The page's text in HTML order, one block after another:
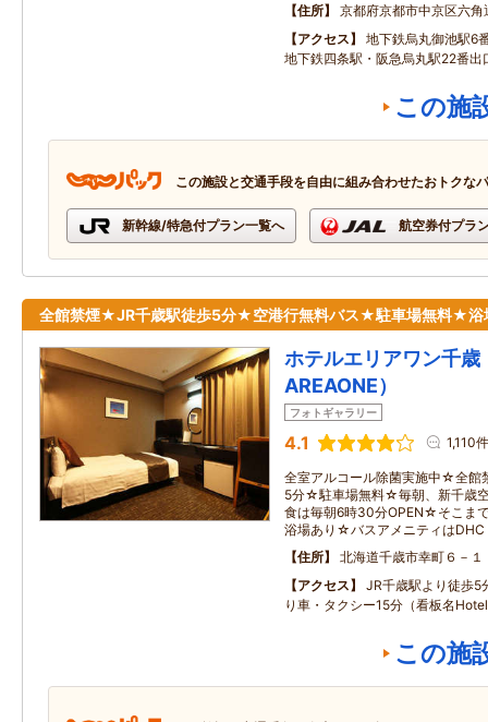
住所
京都府京都市中京区六
アクセス
地下鉄烏丸御池駅6
地下鉄四条駅・阪急烏丸駅22番出
この施
この施設と交通手段を自由に組み合わせたおトクな
新幹線/特急付プラン一覧へ 航空券付プラ
全館禁煙★JR千歳駅徒歩5分★空港行無料バス★駐車場無料★浴
ホテルエリアワン千歳
AREAONE）
フォトギャラリー
4.1 1,110件
全室アルコール除菌実施中☆全
5分☆駐車場無料☆毎朝、新千歳
食は毎朝6時30分OPEN☆そこま
浴場あり☆バスアメニティはDHC
住所
北海道千歳市幸町６－１
アクセス
JR千歳駅より徒歩
り車・タクシー15分（看板名
この施